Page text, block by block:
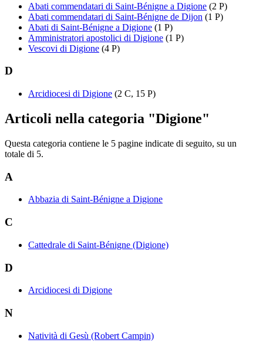
Abati commendatari di Saint-Bénigne a Digione (2 P)
Abati commendatari di Saint-Bénigne de Dijon (1 P)
Abati di Saint-Bénigne a Digione (1 P)
Amministratori apostolici di Digione (1 P)
Vescovi di Digione (4 P)
D
Arcidiocesi di Digione (2 C, 15 P)
Articoli nella categoria "Digione"
Questa categoria contiene le 5 pagine indicate di seguito, su un
totale di 5.
A
Abbazia di Saint-Bénigne a Digione
C
Cattedrale di Saint-Bénigne (Digione)
D
Arcidiocesi di Digione
N
Natività di Gesù (Robert Campin)